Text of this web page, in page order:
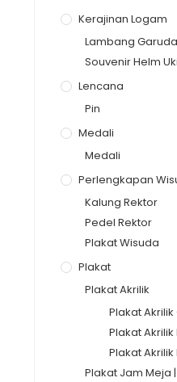
Kerajinan Logam
Lambang
Souvenir Helm
Lencana
Pin
Medali
Medali
Perlengkapan
Kalung Rektor
Pedel Rektor
Plakat Wisuda
Plakat
Plakat Akrilik
Plakat Akrilik
Plakat
Plakat Akrilik
Plakat Jam Meja